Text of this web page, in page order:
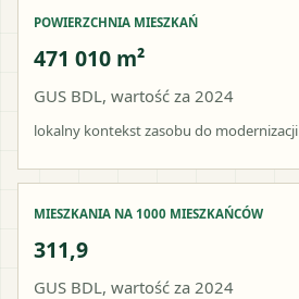
POWIERZCHNIA MIESZKAŃ
471 010 m²
GUS BDL, wartość za 2024
lokalny kontekst zasobu do modernizacji
MIESZKANIA NA 1000 MIESZKAŃCÓW
311,9
GUS BDL, wartość za 2024